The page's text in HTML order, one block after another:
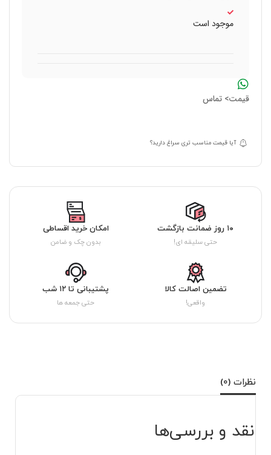
موجود است
قیمت> تماس
آیا قیمت مناسب تری سراغ دارید؟
۱۰ روز ضمانت بازگشت
حتی سلیقه ای!
امکان خرید اقساطی
بدون چک و ضامن
تضمین اصالت کالا
واقعی!
پشتیبانی تا ۱۲ شب
حتی جمعه ها
نظرات (0)
نقد و بررسی‌ها